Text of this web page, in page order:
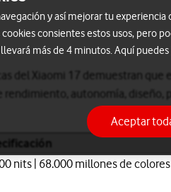
del Xiaomi 17 demuestran que
rendimiento, autonomía, diseño,
nits | 68.000 millones de
y así mejorar tu experiencia
consientes estos usos, pero
más de 4 minutos. Aquí puedes
Aceptar